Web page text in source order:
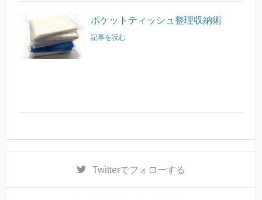
ポケットティッシュ整理収納術
記事を読む
Twitterでフォローする